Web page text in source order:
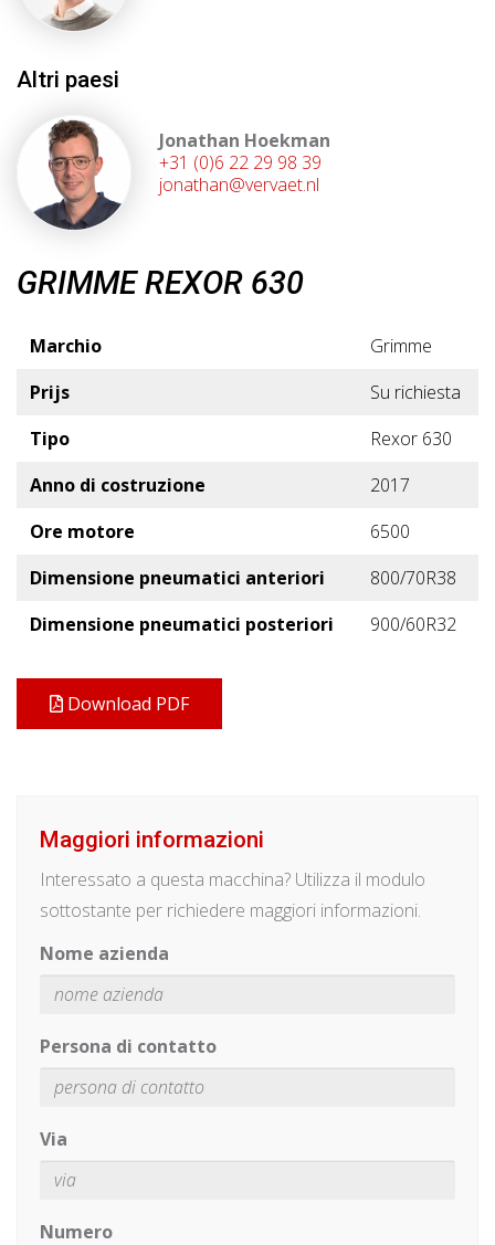
Altri paesi
Jonathan Hoekman
+31 (0)6 22 29 98 39
jonathan@vervaet.nl
GRIMME REXOR 630
Marchio
Grimme
Prijs
Su richiesta
Tipo
Rexor 630
Anno di costruzione
2017
Ore motore
6500
Dimensione pneumatici anteriori
800/70R38
Dimensione pneumatici posteriori
900/60R32
Download PDF
Maggiori informazioni
Interessato a questa macchina? Utilizza il modulo
sottostante per richiedere maggiori informazioni.
Nome azienda
Persona di contatto
Via
Numero